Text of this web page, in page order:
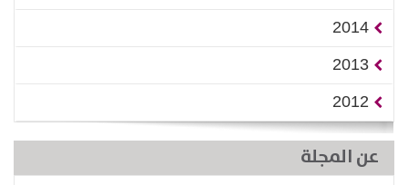
2014
2013
2012
عن المجلة